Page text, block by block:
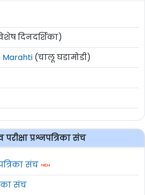
दिनदर्शिका)
Marahti (चालू घडामोडी)
परीक्षा प्रश्नपत्रिका संच
संच
संच